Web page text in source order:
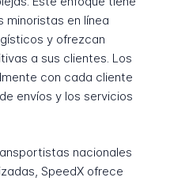
minoristas en línea
y ofrezcan
a sus clientes. Los
con cada cliente
envíos y los servicios
nacionales
SpeedX ofrece